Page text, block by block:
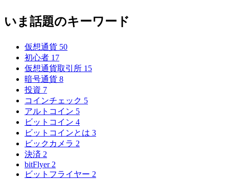
いま話題のキーワード
仮想通貨 50
初心者 17
仮想通貨取引所 15
暗号通貨 8
投資 7
コインチェック 5
アルトコイン 5
ビットコイン 4
ビットコインとは 3
ビックカメラ 2
決済 2
bitFlyer 2
ビットフライヤー 2